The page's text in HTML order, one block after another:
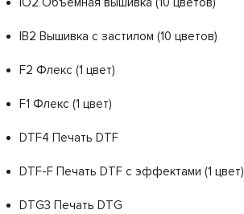
IB2 Вышивка с застилом (10 цветов)
F2 Флекс (1 цвет)
F1 Флекс (1 цвет)
DTF4 Печать DTF
DTF-F Печать DTF с эффектами (1 цвет)
DTG3 Печать DTG